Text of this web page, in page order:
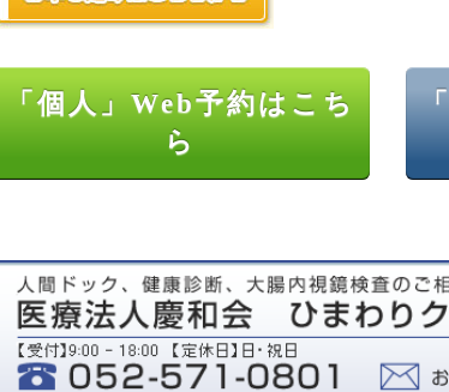
「個人」Web予約はこち
ら